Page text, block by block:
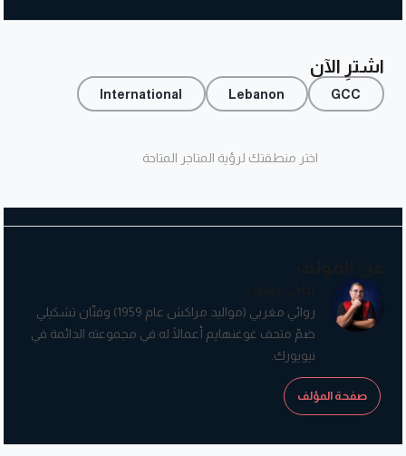
اشترِ الآن
GCC
Lebanon
International
اختر منطقتك لرؤية المتاجر المتاحة
روائي مغربي (مواليد مراكش عام 1959) وفنّان تشكيلي
ضمّ متحف غوغنهايم أعمالًا له في مجموعته الدائمة في
نيويورك.
صفحة المؤلف